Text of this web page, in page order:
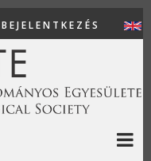
USER
BEJELENTKEZÉS